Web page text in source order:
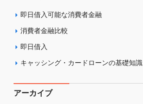
即日借入可能な消費者金融
消費者金融比較
即日借入
キャッシング・カードローンの基礎知識
アーカイブ